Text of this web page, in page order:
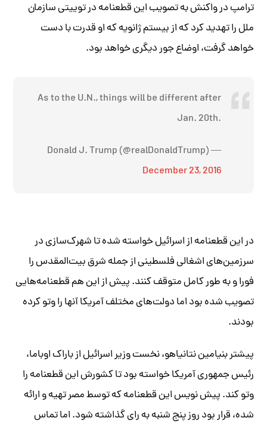
ترامپ در واکنش به تصویب این قطعنامه در توییتی سازمان
ملل را تهدید کرد که از بیستم ژانویه که او قدرت با دست
خواهد گرفت، اوضاع جور دیگری خواهد بود.
As to the U.N., things will be different after
Jan. 20th.
— Donald J. Trump (@realDonaldTrump)
December 23, 2016
در این قطعنامه از اسرائیل خواسته شده تا شهرک‌‌سازی در
سرزمین‌های اشغالی فلسطینی از جمله شرق بیت‌المقدس را
فورا و به طور کامل متوقف کنند. پیش از این هم قطعنامه‌هایی
تصویب شده بود اما دولت‌های مختلف آمریکا آنها را وتو کرده
بودند.
پیشتر بنیامین نتانیاهو، نخست وزیر اسرائیل از باراک اوباما،
رئیس جمهوری آمریکا خواسته بود تا کشورش این قطعنامه را
وتو کند. پیش نویس این قطعنامه که توسط مصر تهیه و ارائه
شده، قرار بود روز پنج شنبه به رای گذاشته شود. اما تماس